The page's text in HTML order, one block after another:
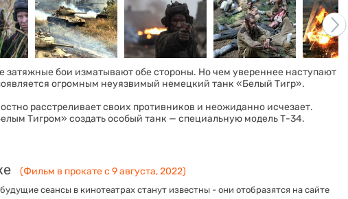
затяжные бои изматывают обе стороны. Но чем увереннее наступают
огромным неуязвимый немецкий танк «Белый Тигр».
расстреливает своих противников и неожиданно исчезает.
Тигром» создать особый танк — специальную модель Т-34.
(Фильм в прокате с 9 августа, 2022)
сеансы в кинотеатрах станут известны - они отобразятся на сайте